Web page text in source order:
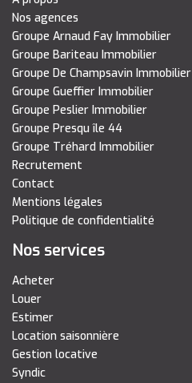
Nos agences
Groupe Arnaud Fay Immobilier
Groupe Bariteau Immobilier
Groupe De Champsavin Immobilier
Groupe Gueffier Immobilier
Groupe Peslier Immobilier
Groupe Presqu île 44
Groupe Tréhard Immobilier
Recrutement
Contact
Mentions légales
Politique de confidentialité
Nos services
Acheter
Louer
Estimer
Location saisonnière
Gestion locative
Syndic